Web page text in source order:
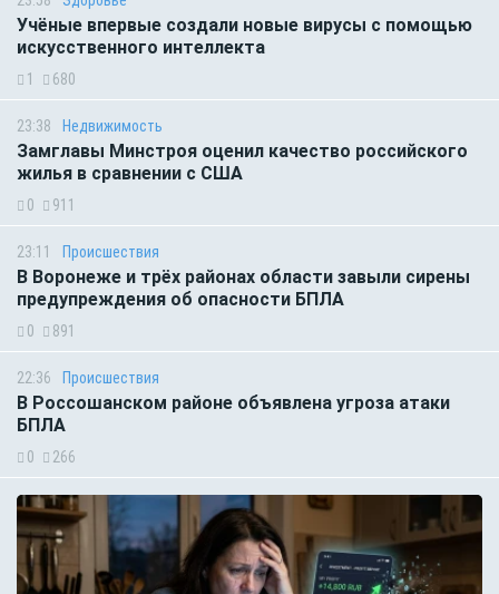
Учёные впервые создали новые вирусы с помощью
искусственного интеллекта
1 680
23:38 Недвижимость
Замглавы Минстроя оценил качество российского
жилья в сравнении с США
0 911
23:11 Происшествия
В Воронеже и трёх районах области завыли сирены
предупреждения об опасности БПЛА
0 891
22:36 Происшествия
В Россошанском районе объявлена угроза атаки
БПЛА
0 266